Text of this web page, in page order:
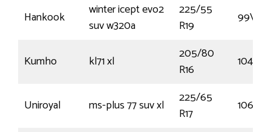
Hankook
winter icept evo2
suv w320a
225/55
R19
99V
Kumho kl71 xl
205/80
R16
104Q
Uniroyal ms-plus 77 suv xl
225/65
R17
106H